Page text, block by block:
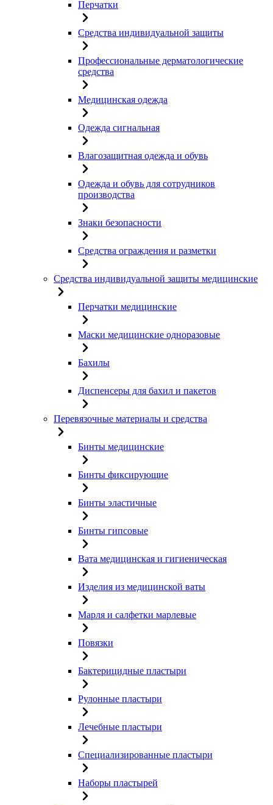
Перчатки
Средства индивидуальной защиты
Профессиональные дерматологические
средства
Медицинская одежда
Одежда сигнальная
Влагозащитная одежда и обувь
Одежда и обувь для сотрудников
производства
Знаки безопасности
Средства ограждения и разметки
Средства индивидуальной защиты медицинские
Перчатки медицинские
Маски медицинские одноразовые
Бахилы
Диспенсеры для бахил и пакетов
Перевязочные материалы и средства
Бинты медицинские
Бинты фиксирующие
Бинты эластичные
Бинты гипсовые
Вата медицинская и гигиеническая
Изделия из медицинской ваты
Марля и салфетки марлевые
Повязки
Бактерицидные пластыри
Рулонные пластыри
Лечебные пластыри
Специализированные пластыри
Наборы пластырей